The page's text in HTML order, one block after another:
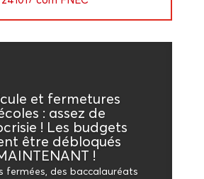
et fer­me­tures
: assez de
! Les bud­gets
être déblo­qués
!
fer­mées, des bac­ca­lau­réats